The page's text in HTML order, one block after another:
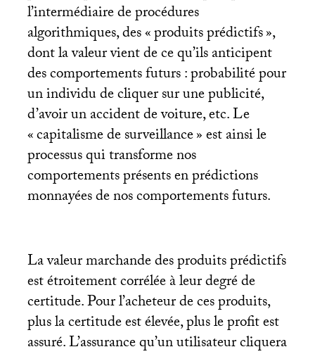
l’intermédiaire de procédures
algorithmiques, des «produits prédictifs»,
dont la valeur vient de ce qu’ils anticipent
des comportements futurs : probabilité pour
un individu de cliquer sur une publicité,
d’avoir un accident de voiture, etc. Le
«capitalisme de surveillance» est ainsi le
processus qui transforme nos
comportements présents en prédictions
monnayées de nos comportements futurs.
La valeur marchande des produits prédictifs
est étroitement corrélée à leur degré de
certitude. Pour l’acheteur de ces produits,
plus la certitude est élevée, plus le profit est
assuré. L’assurance qu’un utilisateur cliquera